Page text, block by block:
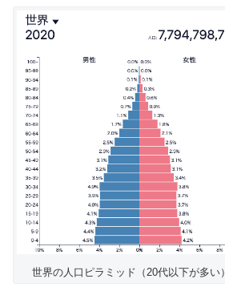
世界の人口ピラミッド（20代以下が多い）